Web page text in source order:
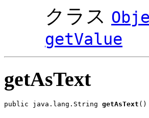
クラス
getValue
getAsText
public java.lang.String getAsText ()